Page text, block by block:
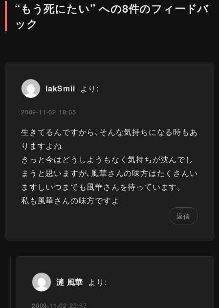
“もう死にたい” への8件のフィードバ
ック
lakSmii より:
2009-11-02 18:05
生きてるんですから､そんな気持ちになる時もあ
りますよね
きっと今はどうしようもなく気持ちが沈んでし
まうと思いますが､風華さんの味方はたくさんい
ますしいつまでも風華さんを待っています。
私も風華さんの味方ですよ
返信
漣 風華 より:
2009-11-02 23:57